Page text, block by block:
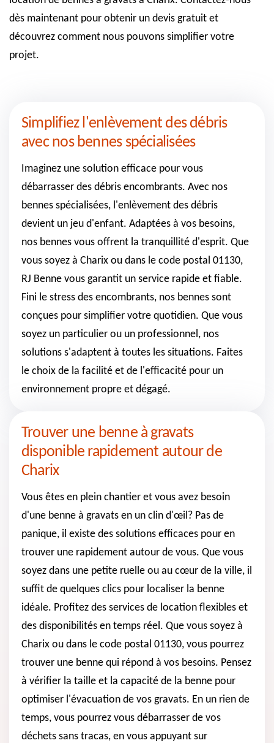
dès maintenant pour obtenir un devis gratuit et
découvrez comment nous pouvons simplifier votre
projet.
Simplifiez l'enlèvement des débris
avec nos bennes spécialisées
Imaginez une solution efficace pour vous
débarrasser des débris encombrants. Avec nos
bennes spécialisées, l'enlèvement des débris
devient un jeu d'enfant. Adaptées à vos besoins,
nos bennes vous offrent la tranquillité d'esprit. Que
vous soyez à Charix ou dans le code postal 01130,
RJ Benne vous garantit un service rapide et fiable.
Fini le stress des encombrants, nos bennes sont
conçues pour simplifier votre quotidien. Que vous
soyez un particulier ou un professionnel, nos
solutions s'adaptent à toutes les situations. Faites
le choix de la facilité et de l'efficacité pour un
environnement propre et dégagé.
Trouver une benne à gravats
disponible rapidement autour de
Charix
Vous êtes en plein chantier et vous avez besoin
d'une benne à gravats en un clin d'œil? Pas de
panique, il existe des solutions efficaces pour en
trouver une rapidement autour de vous. Que vous
soyez dans une petite ruelle ou au cœur de la ville, il
suffit de quelques clics pour localiser la benne
idéale. Profitez des services de location flexibles et
des disponibilités en temps réel. Que vous soyez à
Charix ou dans le code postal 01130, vous pourrez
trouver une benne qui répond à vos besoins. Pensez
à vérifier la taille et la capacité de la benne pour
optimiser l'évacuation de vos gravats. En un rien de
temps, vous pourrez vous débarrasser de vos
déchets sans tracas, en vous appuyant sur